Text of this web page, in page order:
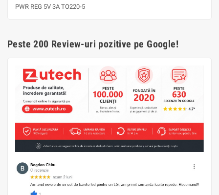
PWR REG 5V 3A TO220-5
Peste 200 Review-uri pozitive pe Google!